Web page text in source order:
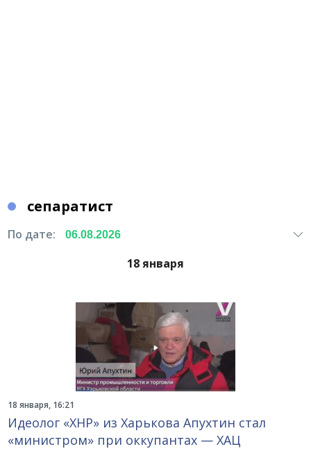
сепаратист
По дате:
18 января
18 января, 16:21
Идеолог «ХНР» из Харькова Апухтин стал
«министром» при оккупантах — ХАЦ